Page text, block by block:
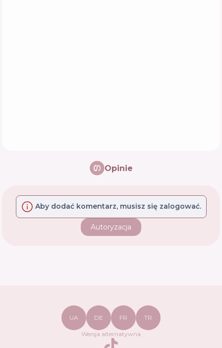
Opinie
Aby dodać komentarz, musisz się zalogować.
Autoryzacja
UA DE FR TR
Wersja alternatywna